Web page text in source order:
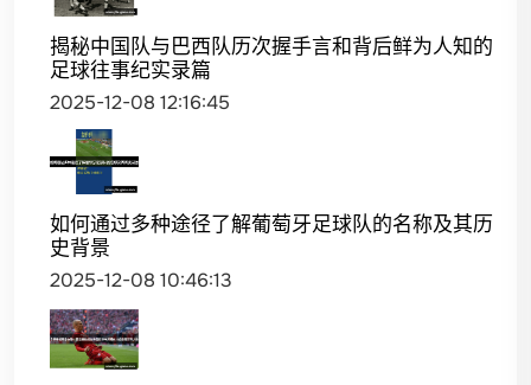
揭秘中国队与巴西队历次握手言和背后鲜为人知的
足球往事纪实录篇
2025-12-08 12:16:45
如何通过多种途径了解葡萄牙足球队的名称及其历
史背景
2025-12-08 10:46:13